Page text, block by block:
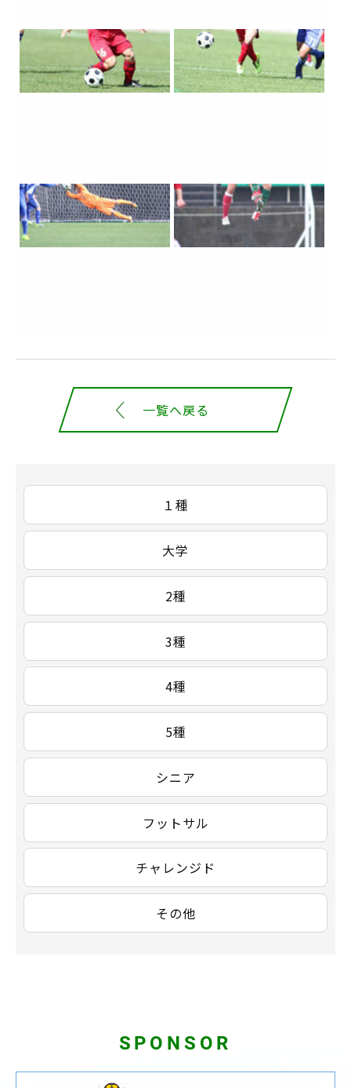
一覧へ戻る
１種
大学
2種
3種
4種
5種
シニア
フットサル
チャレンジド
その他
SPONSOR